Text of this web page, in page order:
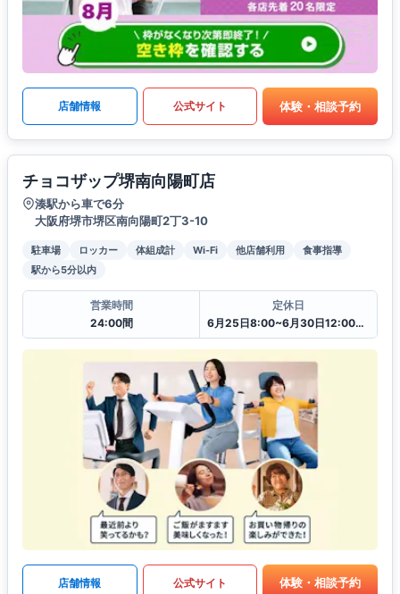
店舗情報 公式サイト 体験・相談予約
チョコザップ堺南向陽町店
湊駅から車で6分
大阪府堺市堺区南向陽町2丁3-10
駐車場 ロッカー 体組成計 Wi-Fi 他店舗利用
食事指導
駅から5分以内
営業時間
24:00間
定休日
6月25日8:00~6月30日12:00一時閉館中
店舗情報 公式サイト 体験・相談予約